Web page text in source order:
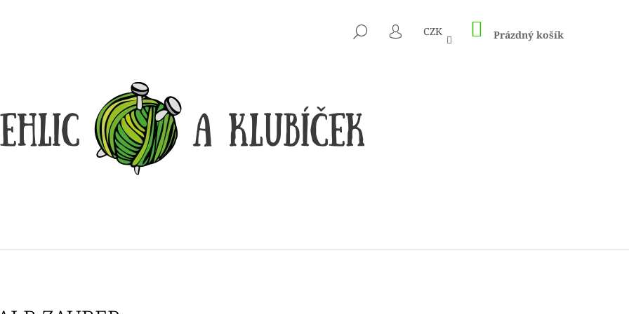
HLEDAT
PŘIHLÁŠENÍ
CZK NÁKUPNÍ
KOŠÍK
Prázdný košík
CO POTŘEBUJETE NAJÍT?
HLEDAT
14 Kč